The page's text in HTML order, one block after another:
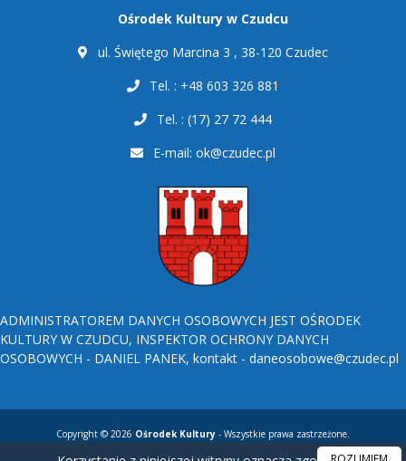
Ośrodek Kultury w Czudcu
ul. Świętego Marcina 3 , 38-120 Czudec
Tel. : +48 603 326 881
Tel. : (17) 27 72 444
E-mail: ok@czudec.pl
ADMINISTRATOREM DANYCH OSOBOWYCH JEST OŚRODEK
KULTURY W CZUDCU, INSPEKTOR OCHRONY DANYCH
OSOBOWYCH - DANIEL PANEK, kontakt - daneosobowe@czudec.pl
Copyright © 2026 Ośrodek Kultury - Wszystkie prawa zastrzeżone.